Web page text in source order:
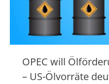
OPEC will
– US-Ölvorräte